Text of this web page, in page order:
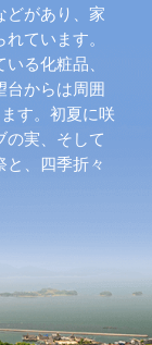
どがあり、家
ています。
る化粧品、
台からは周囲
す。初夏に咲
の実、そして
と、四季折々